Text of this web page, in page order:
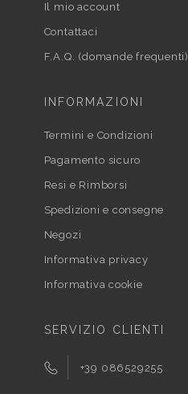
Il mio account
Contattaci
F.A.Q. (domande frequenti)
INFORMAZIONI
Termini e Condizioni
Pagamento sicuro
Resi e Rimborsi
Spedizioni e consegne
Negozi
Informativa privacy
Informativa cookie
SERVIZIO CLIENTI
+39 086529255